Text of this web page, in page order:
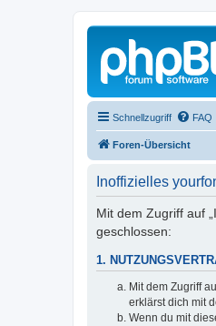
Schnellzugriff FAQ
Foren-Übersicht
Inoffizielles
Mit dem Zugriff auf
geschlossen:
1.
Mit dem Zugriff
erklärst dich mit
Wenn du mit